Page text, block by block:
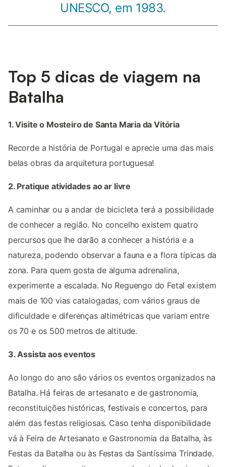
UNESCO, em 1983.
Top 5 dicas de viagem na
Batalha
1. Visite o Mosteiro de Santa Maria da Vitória
Recorde a história de Portugal e aprecie uma das mais
belas obras da arquitetura portuguesa!
2. Pratique atividades ao ar livre
A caminhar ou a andar de bicicleta terá a possibilidade
de conhecer a região. No concelho existem quatro
percursos que lhe darão a conhecer a história e a
natureza, podendo observar a fauna e a flora típicas da
zona. Para quem gosta de alguma adrenalina,
experimente a escalada. No Reguengo do Fetal existem
mais de 100 vias catalogadas, com vários graus de
dificuldade e diferenças altimétricas que variam entre
os 70 e os 500 metros de altitude.
3. Assista aos eventos
Ao longo do ano são vários os eventos organizados na
Batalha. Há feiras de artesanato e de gastronomia,
reconstituições históricas, festivais e concertos, para
além das festas religiosas. Caso tenha disponibilidade
vá à Feira de Artesanato e Gastronomia da Batalha, às
Festas da Batalha ou às Festas da Santíssima Trindade.